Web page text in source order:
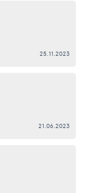
25.11.2023
21.06.2023